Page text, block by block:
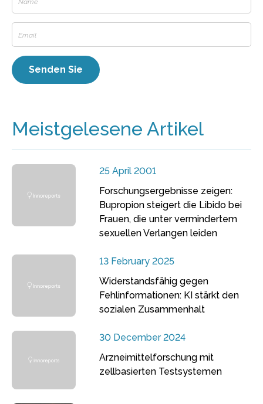
Meistgelesene Artikel
25 April 2001
Forschungsergebnisse zeigen:
Bupropion steigert die Libido bei
Frauen, die unter vermindertem
sexuellen Verlangen leiden
13 February 2025
Widerstandsfähig gegen
Fehlinformationen: KI stärkt den
sozialen Zusammenhalt
30 December 2024
Arzneimittelforschung mit
zellbasierten Testsystemen